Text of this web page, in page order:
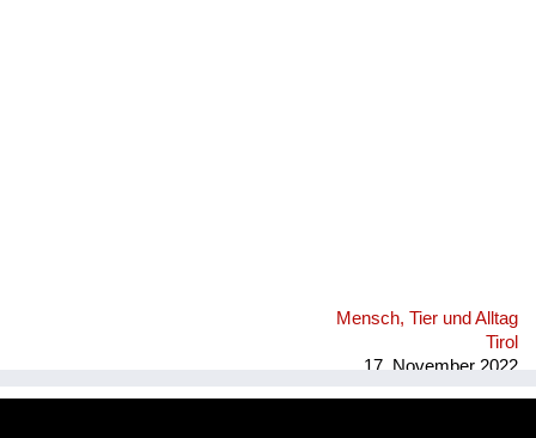
Mensch, Tier und Alltag
Tirol
17. November 2022